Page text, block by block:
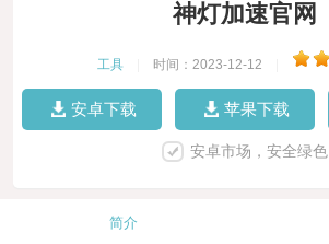
神灯加速官网
工具 时间：2023-12-12
安卓下载 苹果下载
安卓市场，安全绿色
简介